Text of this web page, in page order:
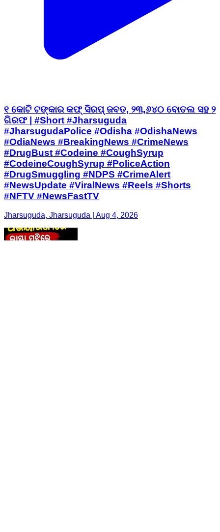
୧ କୋଟି ଟଙ୍କାର କଫ୍ ସିରପ୍ ଜବତ, ୨୩,୬୪୦ ବୋତଲ ସହ ୨
ଗିରଫ | #Short #Jharsuguda
#JharsugudaPolice #Odisha #OdishaNews
#OdiaNews #BreakingNews #CrimeNews
#DrugBust #Codeine #CoughSyrup
#CodeineCoughSyrup #PoliceAction
#DrugSmuggling #NDPS #CrimeAlert
#NewsUpdate #ViralNews #Reels #Shorts
#NFTV #NewsFastTV
Jharsuguda, Jharsuguda | Aug 4, 2026